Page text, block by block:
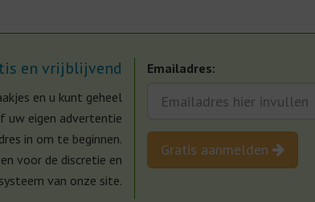
en vrijblijvend
en u kunt geheel
uw eigen advertentie
in om te beginnen.
voor de discretie en
van onze site.
Emailadres:
Gratis aanmelden